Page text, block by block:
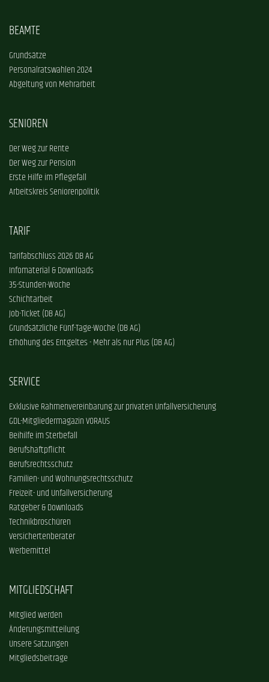
BEAMTE
Grundsätze
Personalratswahlen 2024
Abgeltung von Mehrarbeit
SENIOREN
Der Weg zur Rente
Der Weg zur Pension
Erste Hilfe im Pflegefall
Arbeitskreis Seniorenpolitik
TARIF
Tarifabschluss 2026 DB AG
Infomaterial & Downloads
35-Stunden-Woche
Schichtarbeit
Job-Ticket (DB AG)
Grundsätzliche Fünf-Tage-Woche (DB AG)
Erhöhung des Entgeltes - Mehr als nur Plus (DB AG)
SERVICE
Exklusive Rahmenvereinbarung zur privaten Unfallversicherung
GDL-Mitgliedermagazin VORAUS
Beihilfe im Sterbefall
Berufshaftpflicht
Berufsrechtsschutz
Familien- und Wohnungsrechtsschutz
Freizeit- und Unfallversicherung
Ratgeber & Downloads
Technikbroschüren
Versichertenberater
Werbemittel
MITGLIEDSCHAFT
Mitglied werden
Änderungsmitteilung
Unsere Satzungen
Mitgliedsbeiträge